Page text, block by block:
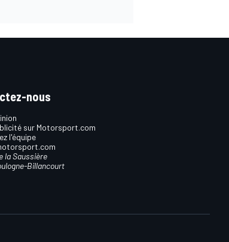
nous
sur Motorsport.com
l'équipe
la Saussière
Billancourt